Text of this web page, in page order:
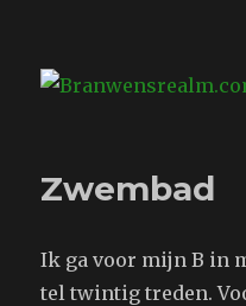
Zwembad
Ik ga voor mijn B in
tel twintig treden.